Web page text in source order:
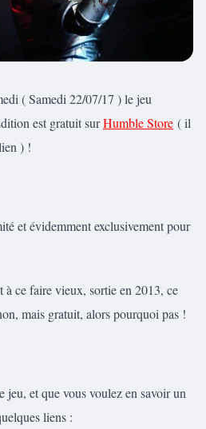
( Samedi 22/07/17 ) le jeu
est gratuit surHumble Store ( il
) !
et évidemment exclusivement pour
à ce faire vieux, sortie en 2013, ce
mais gratuit, alors pourquoi pas !
jeu, et que vous voulez en savoir un
liens :